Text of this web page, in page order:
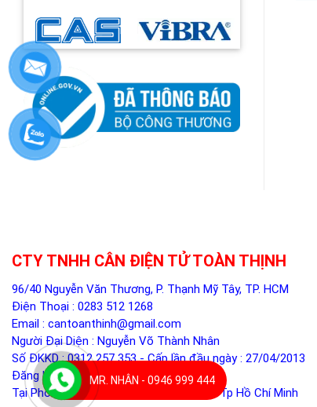
CTY TNHH CÂN ĐIỆN TỬ TOÀN THỊNH
96/40 Nguyễn Văn Thương, P. Thạnh Mỹ Tây, TP. HCM
Điện Thoại : 0283 512 1268
Email : cantoanthinh@gmail.com
Người Đại Diện : Nguyễn Võ Thành Nhân
Số ĐKKD : 0312 257 353 - Cấp lần đầu ngày : 27/04/2013
Đăng ký thay đổi lần 5 ngày 05/12/2024
Tại Phòng ĐKKD - Sở Kế Hoạch Đầu Tư Tp Hồ Chí Minh
MR. NHÂN - 0946 999 444